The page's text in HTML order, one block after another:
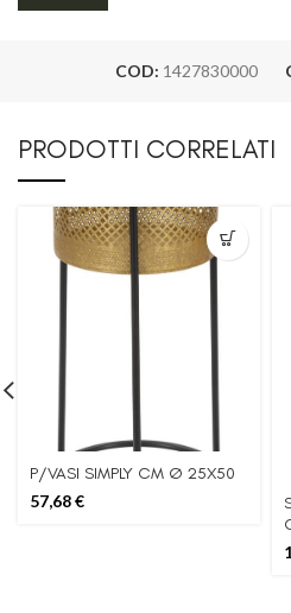
COD: 1427830000
PRODOTTI CORRELATI
P/VASI SIMPLY CM Ø 25X50
57,68€